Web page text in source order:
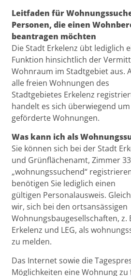
Beschreibung
Leitfaden für
Personen, die einen
beantragen möchten
Die Stadt Erkelenz übt lediglich
Funktion hinsichtlich der
Wohnraum im Stadtgebiet aus.
alle freien Wohnungen des
Stadtgebietes Erkelenz
handelt es sich überwiegend
geförderte Wohnungen.
Was kann ich als
Sie können sich bei der Stadt
und Grünflächenamt, Zimmer
„wohnungssuchend“
benötigen Sie lediglich einen
gültigen Personalausweis.
wir, sich bei den ortsansässigen
Wohnungsbaugesellschaften, z.
Erkelenz und LEG, als
zu melden.
Das Internet sowie die
Möglichkeiten eine Wohnung